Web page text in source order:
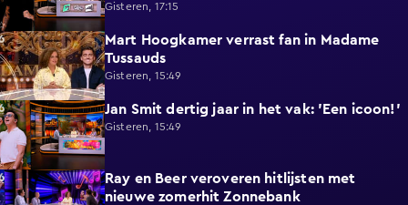
Gisteren, 17:15
1:59
Mart Hoogkamer verrast fan in Madame
Tussauds
Gisteren, 15:49
7:33 Jan Smit dertig jaar in het vak: 'Een icoon!'
Gisteren, 15:49
4:47
Ray en Beer veroveren hitlijsten met
nieuwe zomerhit Zonnebank